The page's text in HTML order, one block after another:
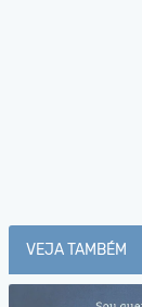
VEJA TAMBÉM